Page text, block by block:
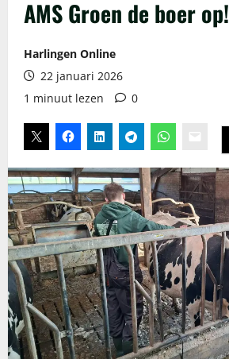
AMS Groen de boer op!
Harlingen Online
22 januari 2026
1 minuut lezen
0